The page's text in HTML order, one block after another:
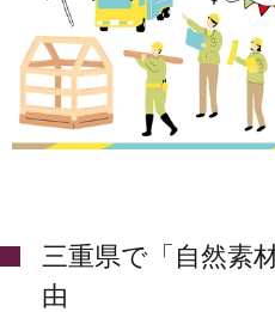
三重県で「自然素
由